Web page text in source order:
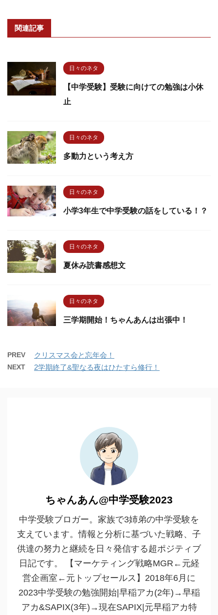
関連記事
日々のネタ
【中学受験】受験に向けての勉強は小休
止
日々のネタ
多動力という考え方
日々のネタ
小学3年生で中学受験の話をしている！？
日々のネタ
夏休み読書感想文
日々のネタ
三学期開始！ちゃんあんは出張中！
PREV クリスマス会と忘年会！
NEXT 2学期終了&聖なる夜はひたすら修行！
ちゃんあん@中学受験2023
中学受験ブロガー。家族で3姉弟の中学受験を
支えています。情報と分析に基づいた戦略、子
供達の努力と継続を日々発信する超ポジティブ
日記です。 【マーケティング戦略MGR←元経
営企画室←元トップセールス】2018年6月に
2023中学受験の勉強開始|早稲アカ(2年)→早稲
アカ&SAPIX(3年)→現在SAPIX|元早稲アカ特